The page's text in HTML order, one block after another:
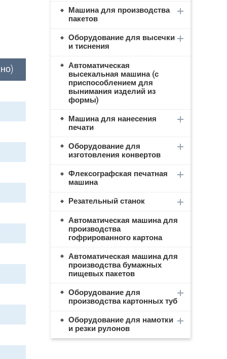
Машина для производства
пакетов
Оборудование для высечки
и тиснения
Автоматическая
высекальная машина (с
приспособлением для
вынимания изделий из
формы)
Машина для нанесения
печати
Оборудование для
изготовления конвертов
Флексографская печатная
машина
Резательный станок
Автоматическая машина для
производства
гофрированного картона
Автоматическая машина для
производства бумажных
пищевых пакетов
Оборудование для
производства картонных туб
Оборудование для намотки
и резки рулонов